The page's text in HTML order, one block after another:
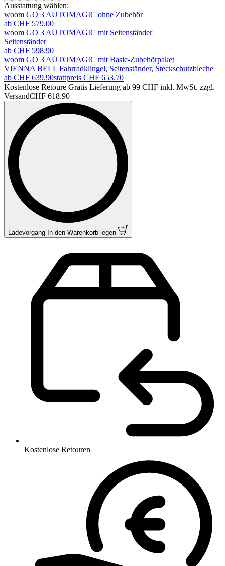
Ausstattung wählen:
woom GO 3 AUTOMAGIC ohne Zubehör
ab CHF 579.00
woom GO 3 AUTOMAGIC mit Seitenständer
Seitenständer
ab CHF 598.90
woom GO 3 AUTOMAGIC mit Basic-Zubehörpaket
VIENNA BELL Fahrradklingel, Seitenständer, Steckschutzbleche
ab CHF 639.90stattpreis CHF 653.70
Kostenlose Retoure Gratis Lieferung ab 99 CHF inkl. MwSt. zzgl.
VersandCHF 618.90
Ladevorgang In den Warenkorb legen
Kostenlose Retouren